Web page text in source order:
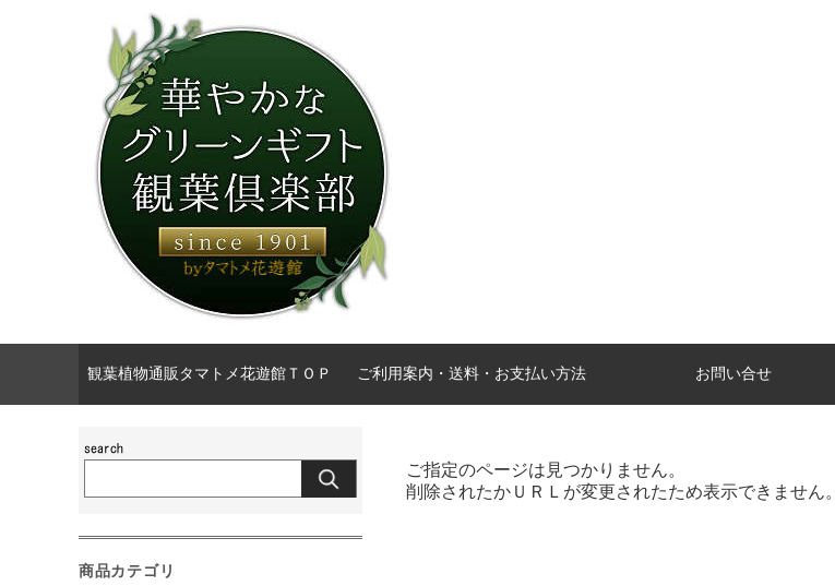
観葉植物通販タマトメ花遊館ＴＯＰ ご利用案内・送料・お支払い方法 お問い合せ
ご指定のページは見つかりません。
削除されたかＵＲＬが変更されたため表示できません。
商品カテゴリ